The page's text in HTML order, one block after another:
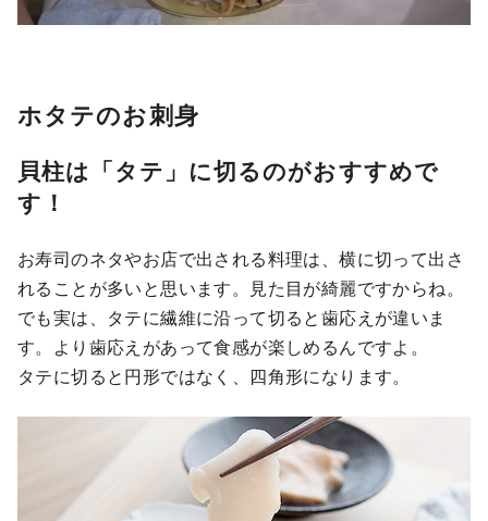
ホタテのお刺身
貝柱は「タテ」に切るのがおすすめで
す！
お寿司のネタやお店で出される料理は、横に切って出さ
れることが多いと思います。見た目が綺麗ですからね。
でも実は、タテに繊維に沿って切ると歯応えが違いま
す。より歯応えがあって食感が楽しめるんですよ。
タテに切ると円形ではなく、四角形になります。